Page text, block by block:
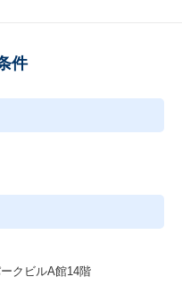
件
クビルA館14階